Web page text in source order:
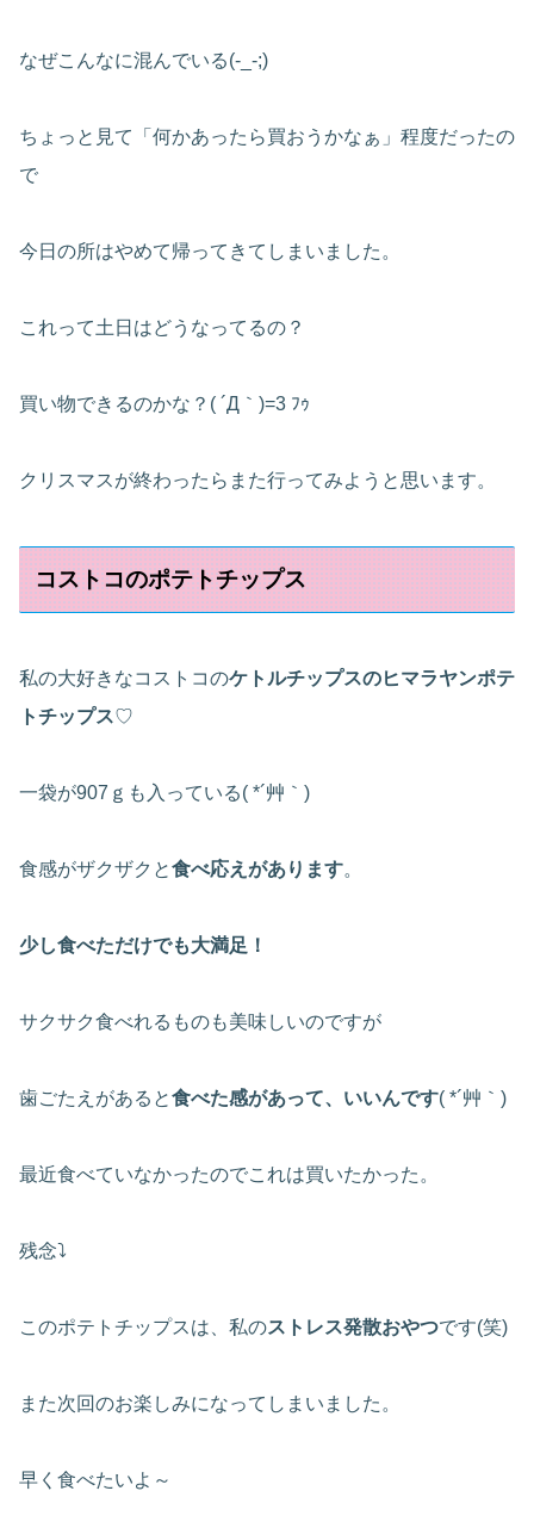
なぜこんなに混んでいる(-_-;)
ちょっと見て「何かあったら買おうかなぁ」程度だったの
で
今日の所はやめて帰ってきてしまいました。
これって土日はどうなってるの？
買い物できるのかな？( ´Д｀)=3 ﾌｩ
クリスマスが終わったらまた行ってみようと思います。
コストコのポテトチップス
私の大好きなコストコのケトルチップスのヒマラヤンポテ
トチップス♡
一袋が907ｇも入っている( *´艸｀)
食感がザクザクと食べ応えがあります。
少し食べただけでも大満足！
サクサク食べれるものも美味しいのですが
歯ごたえがあると食べた感があって、いいんです( *´艸｀)
最近食べていなかったのでこれは買いたかった。
残念⤵
このポテトチップスは、私のストレス発散おやつです(笑)
また次回のお楽しみになってしまいました。
早く食べたいよ～